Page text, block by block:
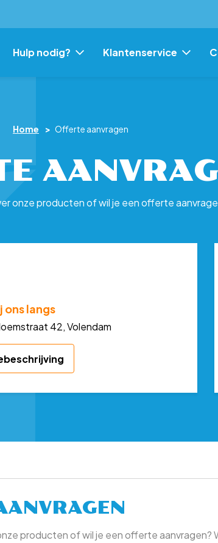
Skip
Hulp nodig? Klantenservice
Home > Offerte aanvragen
onze producten of wil je een offerte
ons langs
42, Volendam
producten of wil je een offerte aanvragen?